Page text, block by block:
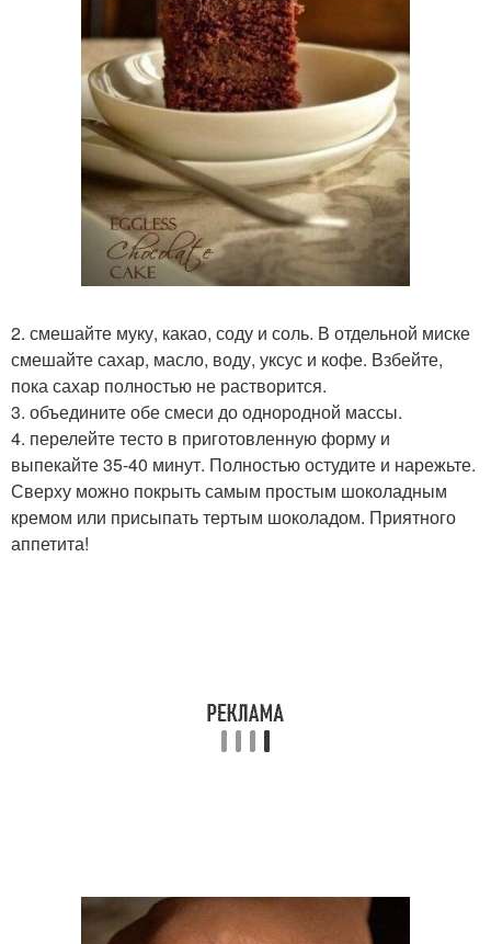
2. смешайте муку, какао, соду и соль. В отдельной миске
смешайте сахар, масло, воду, уксус и кофе. Взбейте,
пока сахар полностью не растворится.
3. объедините обе смеси до однородной массы.
4. перелейте тесто в приготовленную форму и
выпекайте 35-40 минут. Полностью остудите и нарежьте.
Сверху можно покрыть самым простым шоколадным
кремом или присыпать тертым шоколадом. Приятного
аппетита!